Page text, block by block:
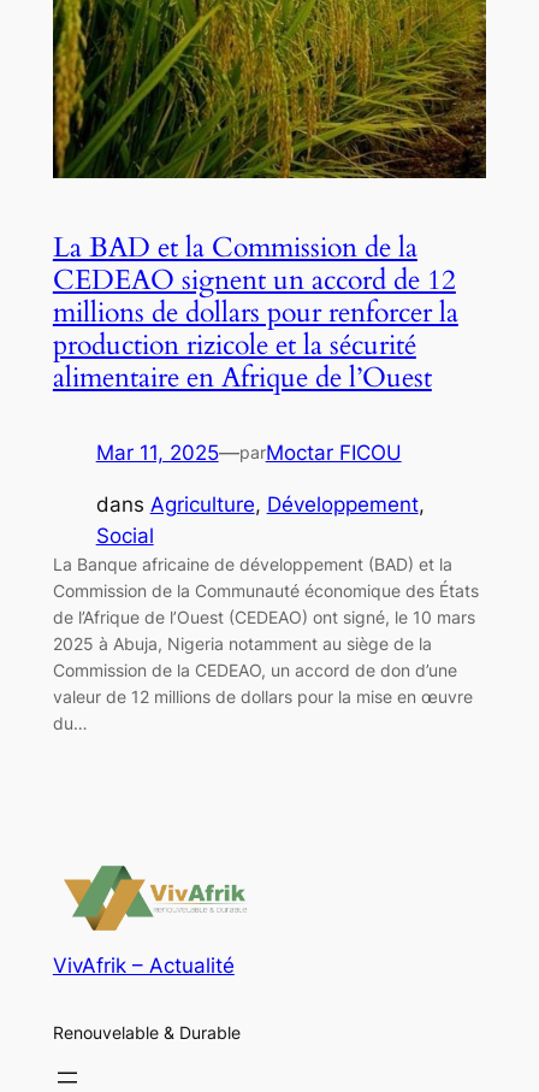
La BAD et la Commission de la
CEDEAO signent un accord de 12
millions de dollars pour renforcer la
production rizicole et la sécurité
alimentaire en Afrique de l’Ouest
Mar 11, 2025—parMoctar FICOU
dans Agriculture, Développement
Social
La Banque africaine de développement (BAD) et la
Commission de la Communauté économique des États
de l’Afrique de l’Ouest (CEDEAO) ont signé, le 10 mars
2025 à Abuja, Nigeria notamment au siège de la
Commission de la CEDEAO, un accord de don d’une
valeur de 12 millions de dollars pour la mise en œuvre
du…
VivAfrik – Actualité
Renouvelable & Durable